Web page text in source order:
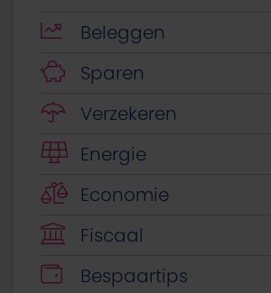
Beleggen
Sparen
Verzekeren
Energie
Economie
Fiscaal
Bespaartips